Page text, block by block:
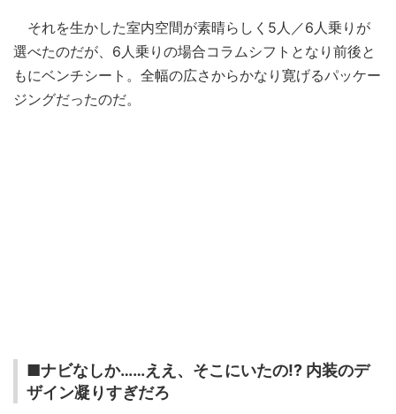
それを生かした室内空間が素晴らしく5人／6人乗りが
選べたのだが、6人乗りの場合コラムシフトとなり前後と
もにベンチシート。全幅の広さからかなり寛げるパッケー
ジングだったのだ。
■ナビなしか……ええ、そこにいたの!? 内装のデ
ザイン凝りすぎだろ